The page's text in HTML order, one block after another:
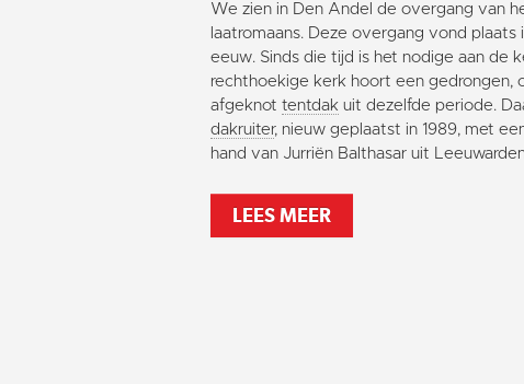
We zien in Den Andel de overgang van
laatromaans. Deze overgang vond plaats
eeuw. Sinds die tijd is het nodige aan de
rechthoekige kerk hoort een gedrongen,
afgeknot tentdak uit dezelfde periode.
dakruiter, nieuw geplaatst in 1989, met
hand van Jurriën Balthasar uit
LEES MEER